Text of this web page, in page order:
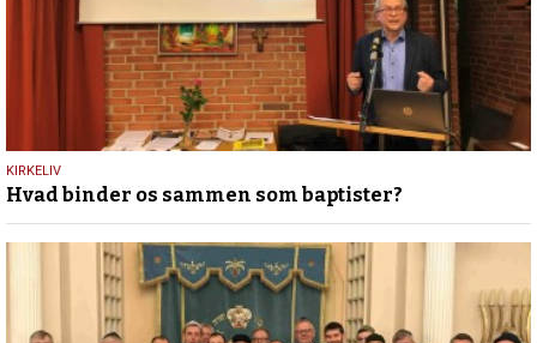
27.
februar
2020
KIRKELIV
Hvad binder os sammen som baptister?